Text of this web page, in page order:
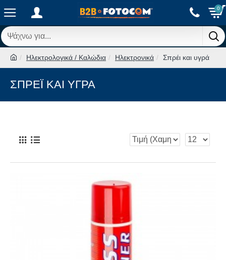
0
Ηλεκτρολογικά / Καλώδια Ηλεκτρονικά Σπρέι και υγρά
ΣΠΡΈΙ ΚΑΙ ΥΓΡΆ